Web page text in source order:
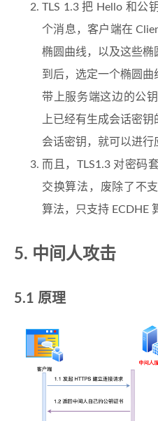
TLS 1.3 把 Hello 和公
个消息，客户端在
椭圆曲线，以及这些
到后，选定一个椭圆曲
带上服务端这边的公
上已经有生成会话密
会话密钥，就可以进行
而且，TLS1.3 对密码
交换算法，废除了不
算法，只支持 ECDHE
5. 中间人攻击
5.1 原理